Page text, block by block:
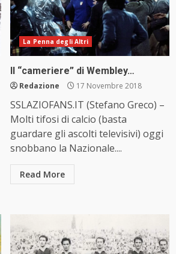
La Penna degli Altri
Il “cameriere” di Wembley…
Redazione 17 Novembre 2018
SSLAZIOFANS.IT (Stefano Greco) –
Molti tifosi di calcio (basta
guardare gli ascolti televisivi) oggi
snobbano la Nazionale....
Read More